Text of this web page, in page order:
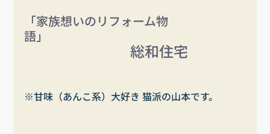
「家族想いのリフォーム物
語」
総和住宅
※甘味（あんこ系）大好き 猫派の山本です。